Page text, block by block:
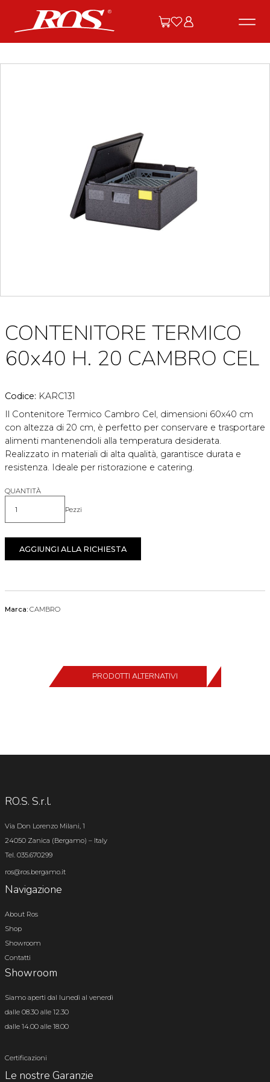
CONTENITORE TERMICO
60x40 H. 20 CAMBRO CEL
Codice: KARC131
Il Contenitore Termico Cambro Cel, dimensioni 60x40 cm
con altezza di 20 cm, è perfetto per conservare e trasportare
alimenti mantenendoli alla temperatura desiderata.
Realizzato in materiali di alta qualità, garantisce durata e
resistenza. Ideale per ristorazione e catering.
QUANTITÀ
Quantità Pezzi
AGGIUNGI ALLA RICHIESTA
Marca: CAMBRO
PRODOTTI ALTERNATIVI
RO.S. S.r.l.
Via Don Lorenzo Milani, 1
24050 Zanica (Bergamo) – Italy
Tel. 035.670299
ros@ros.bergamo.it
Navigazione
About Ros
Shop
Showroom
Contatti
Showroom
Siamo aperti dal lunedì al venerdì
dalle 08.30 alle 12.30
dalle 14.00 alle 18.00
Certificazioni
Le nostre Garanzie